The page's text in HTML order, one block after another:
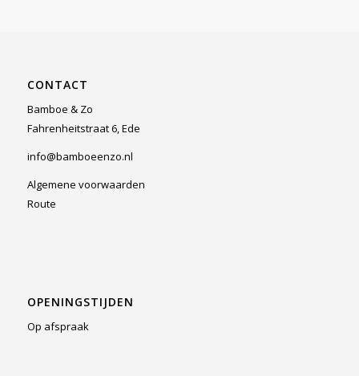
CONTACT
Bamboe & Zo
Fahrenheitstraat 6, Ede
info@bamboeenzo.nl
Algemene voorwaarden
Route
OPENINGSTIJDEN
Op afspraak